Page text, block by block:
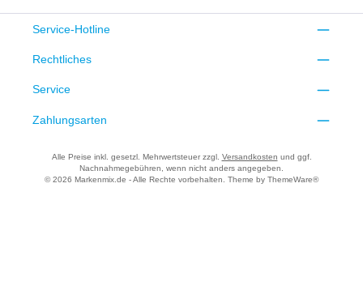
Service-Hotline
Rechtliches
Service
Zahlungsarten
Alle Preise inkl. gesetzl. Mehrwertsteuer zzgl. Versandkosten und ggf.
Nachnahmegebühren, wenn nicht anders angegeben.
© 2026 Markenmix.de - Alle Rechte vorbehalten. Theme by ThemeWare®